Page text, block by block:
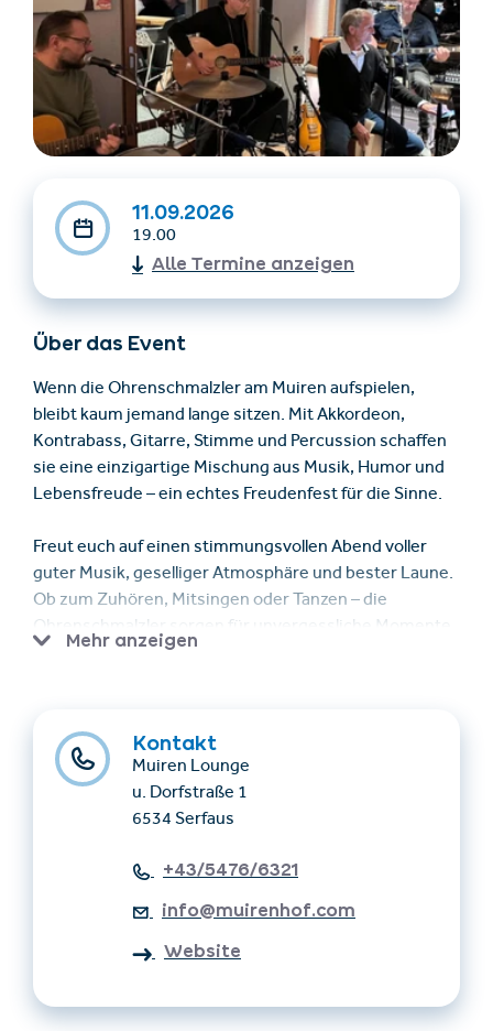
Unterkünfte finden
Gutscheinshop
+43/5476/6239
Kontakt
Muiren Lounge
u. Dorfstraße 1
6534 Serfaus
+43/5476/6321
info@muirenhof.com
Website
11.09.2026
19.00
Alle Termine anzeigen
Über das Event
Wenn die Ohrenschmalzler am Muiren aufspielen,
bleibt kaum jemand lange sitzen. Mit Akkordeon,
Kontrabass, Gitarre, Stimme und Percussion schaffen
sie eine einzigartige Mischung aus Musik, Humor und
Lebensfreude – ein echtes Freudenfest für die Sinne.
Freut euch auf einen stimmungsvollen Abend voller
guter Musik, geselliger Atmosphäre und bester Laune.
Ob zum Zuhören, Mitsingen oder Tanzen – die
und machen die Muiren Lounge wieder zur
Feiern, Lachen und Genießen erwarten euch!
Reservierung empfohlen:
per whatsapp an Sabine +43/664/887/25693
Wir freuen uns auf einen unvergesslichen Abend mit
Mehr anzeigen